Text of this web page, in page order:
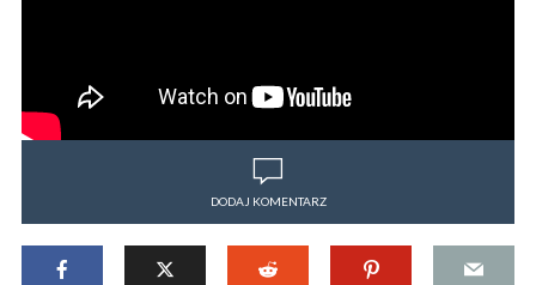
DODAJ KOMENTARZ